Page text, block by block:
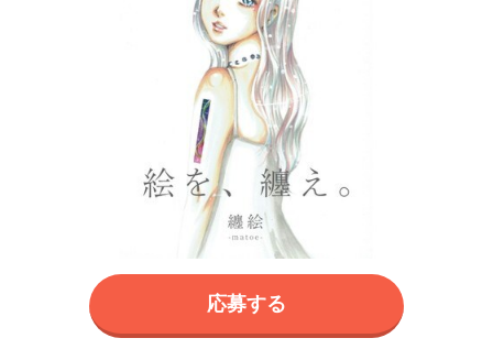
応募する